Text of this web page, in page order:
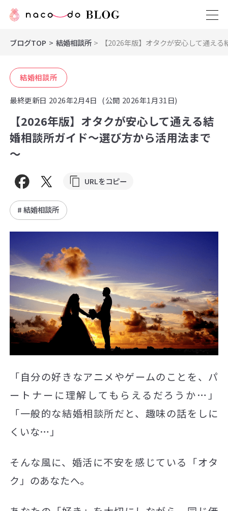
ブログTOP 結婚相談所 【2026年版】オタクが安心して通え
結婚相談所
最終更新日 2026年2月4日 (公開 2026年1月31日)
【2026年版】オタクが安心して通える結
婚相談所ガイド～選び方から活用法まで
～
URLをコピー
# 結婚相談所
「自分の好きなアニメやゲームのことを、パ
ートナーに理解してもらえるだろうか…」
「一般的な結婚相談所だと、趣味の話をしに
くいな…」
そんな風に、婚活に不安を感じている「オタ
ク」のあなたへ。